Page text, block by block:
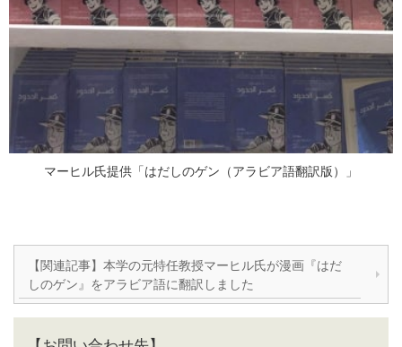
マーヒル氏提供「はだしのゲン（アラビア語翻訳版）」
【関連記事】本学の元特任教授マーヒル氏が漫画『はだ
しのゲン』をアラビア語に翻訳しました